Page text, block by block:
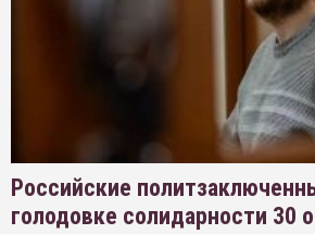
Российские
голодовке солидарности 30